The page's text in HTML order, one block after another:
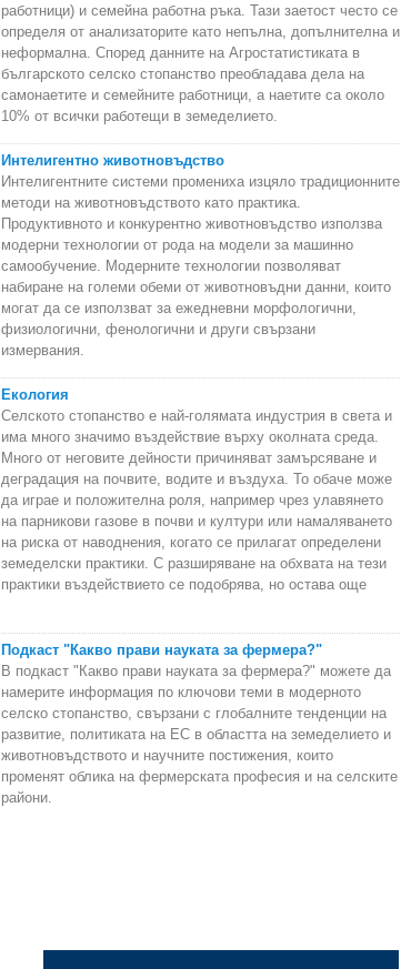
работници) и семейна работна ръка. Тази заетост често се
определя от анализаторите като непълна, допълнителна и
неформална. Според данните на Агростатистиката в
българското селско стопанство преобладава дела на
самонаетите и семейните работници, а наетите са около
10% от всички работещи в земеделието.
Интелигентно животновъдство
Интелигентните системи промениха изцяло традиционните
методи на животновъдството като практика.
Продуктивното и конкурентно животновъдство използва
модерни технологии от рода на модели за машинно
самообучение. Модерните технологии позволяват
набиране на големи обеми от животновъдни данни, които
могат да се използват за ежедневни морфологични,
физиологични, фенологични и други свързани
измервания.
Екология
Селското стопанство е най-голямата индустрия в света и
има много значимо въздействие върху околната среда.
Много от неговите дейности причиняват замърсяване и
деградация на почвите, водите и въздуха. То обаче може
да играе и положителна роля, например чрез улавянето
на парникови газове в почви и култури или намаляването
на риска от наводнения, когато се прилагат определени
земеделски практики. С разширяване на обхвата на тези
практики въздействието се подобрява, но остава още
Подкаст "Какво прави науката за фермера?"
В подкаст "Какво прави науката за фермера?" можете да
намерите информация по ключови теми в модерното
селско стопанство, свързани с глобалните тенденции на
развитие, политиката на ЕС в областта на земеделието и
животновъдството и научните постижения, които
променят облика на фермерската професия и на селските
райони.